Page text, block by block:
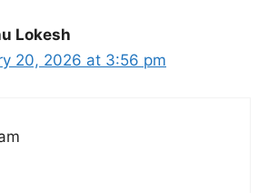
Lokesh
20, 2026 at 3:56 pm